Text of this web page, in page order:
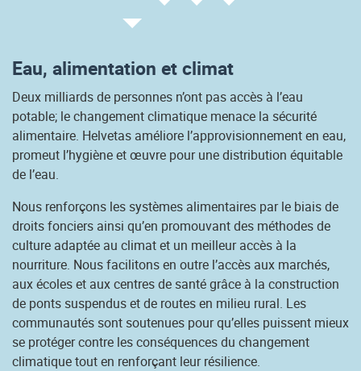
Eau, alimentation et climat
Deux milliards de personnes n’ont pas accès à l’eau
potable; le changement climatique menace la sécurité
alimentaire. Helvetas améliore l’approvisionnement en eau,
promeut l’hygiène et œuvre pour une distribution équitable
de l’eau.
Nous renforçons les systèmes alimentaires par le biais de
droits fonciers ainsi qu’en promouvant des méthodes de
culture adaptée au climat et un meilleur accès à la
nourriture. Nous facilitons en outre l’accès aux marchés,
aux écoles et aux centres de santé grâce à la construction
de ponts suspendus et de routes en milieu rural. Les
communautés sont soutenues pour qu’elles puissent mieux
se protéger contre les conséquences du changement
climatique tout en renforçant leur résilience.